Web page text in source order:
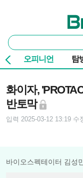
바
통
합
검
색
오피니언 탐
화이자,
반토막
입력 2025-03-12 13:19 수
바이오스펙테이터 김성